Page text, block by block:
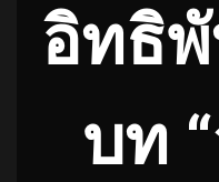
อิทธิ
บท